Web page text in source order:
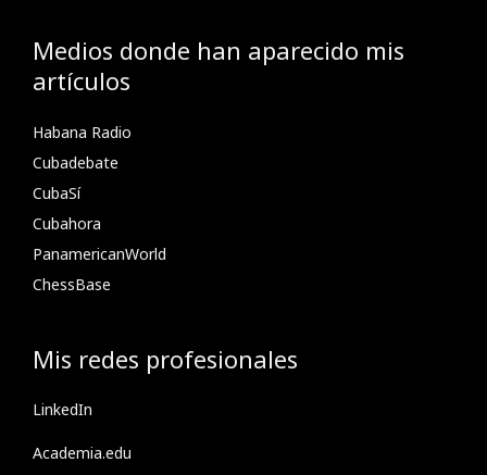
Medios donde han aparecido mis
artículos
Habana Radio
Cubadebate
CubaSí
Cubahora
PanamericanWorld
ChessBase
Mis redes profesionales
LinkedIn
Academia.edu